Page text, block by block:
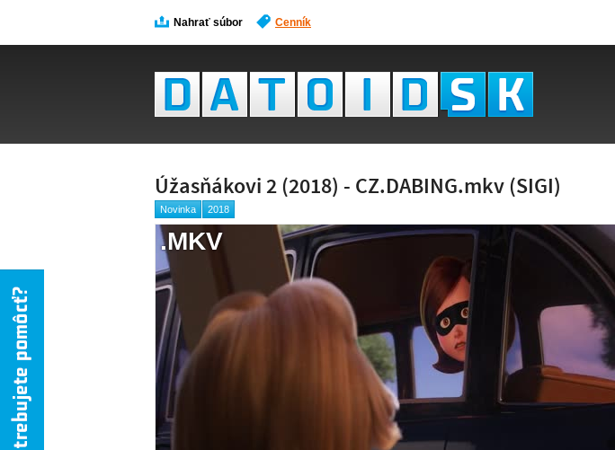
Nahrať súbor Cenník
Úžasňákovi 2 (2018) - CZ.DABING.mkv (SIGI)
Novinka 2018
NÁHĽAD VIDEA
NIE JE K DISPOZÍCII
.MKV